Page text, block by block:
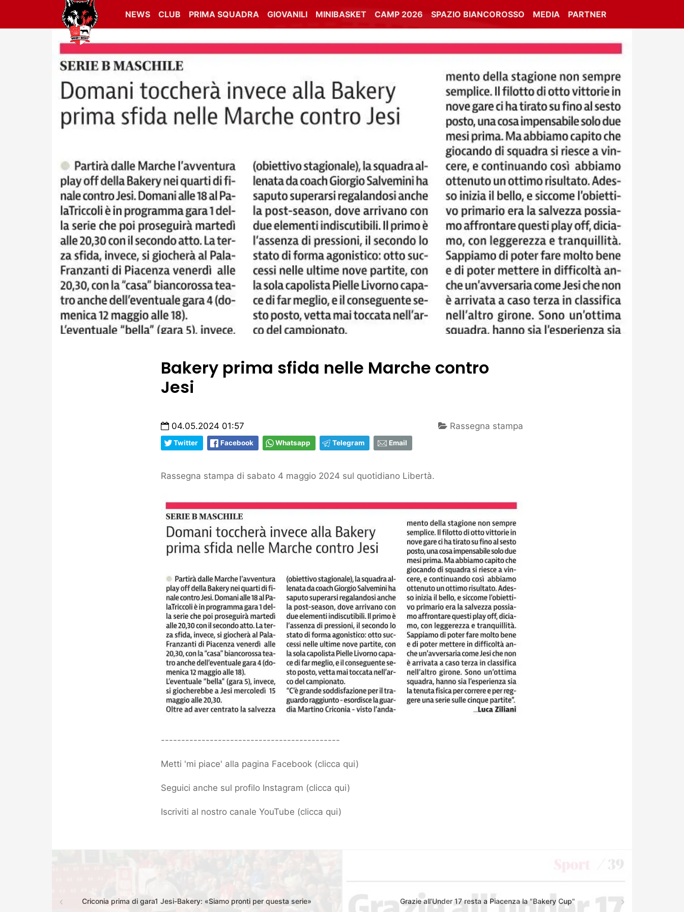
NEWS CLUB PRIMA SQUADRA GIOVANILI MINIBASKET CAMP 2026 SPAZIO BIANCOROSSO MEDIA PARTNER
Bakery prima sfida nelle Marche contro
Jesi
04.05.2024 01:57 Rassegna stampa
Twitter Facebook Whatsapp Telegram Email
Rassegna stampa di sabato 4 maggio 2024 sul quotidiano Libertà.
--------------------------------------------
Metti 'mi piace' alla pagina Facebook (clicca qui)
Seguici anche sul profilo Instagram (clicca qui)
Iscriviti al nostro canale YouTube (clicca qui)
Criconia prima di gara1 Jesi-Bakery: «Siamo pronti per questa serie» Grazie all'Under 17 resta a Piacenza la "Bakery Cup"